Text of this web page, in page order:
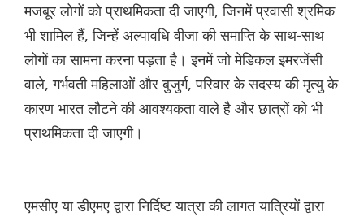
मजबूर लोगों को प्राथमिकता दी जाएगी, जिनमें प्रवासी श्रमिक
भी शामिल हैं, जिन्हें अल्पावधि वीजा की समाप्ति के साथ-साथ
लोगों का सामना करना पड़ता है। इनमें जो मेडिकल इमरजेंसी
वाले, गर्भवती महिलाओं और बुजुर्ग, परिवार के सदस्य की मृत्यु के
कारण भारत लौटने की आवश्यकता वाले है और छात्रों को भी
प्राथमिकता दी जाएगी।
एमसीए या डीएमए द्वारा निर्दिष्ट यात्रा की लागत यात्रियों द्वारा